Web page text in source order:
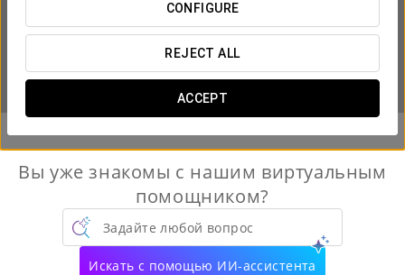
CONFIGURE
REJECT ALL
ACCEPT
 
Вы уже знакомы с нашим виртуальным
помощником?
Задайте любой вопрос
Искать с помощью ИИ-ассистента